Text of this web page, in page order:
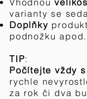
varianty se
Doplňky
podnožku
TIP:
Počítejte vždy
rychle
za rok či dva